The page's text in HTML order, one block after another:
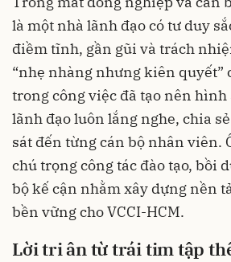
là một nhà lãnh đạo có tư duy
điềm tĩnh, gần gũi và trách
“nhẹ nhàng nhưng kiên quyết”
trong công việc đã tạo nên
lãnh đạo luôn lắng nghe, chia
sát đến từng cán bộ nhân viên.
chú trọng công tác đào tạo, bồi
bộ kế cận nhằm xây dựng nền
bền vững cho VCCI-HCM.
Lời tri ân từ trái tim tập